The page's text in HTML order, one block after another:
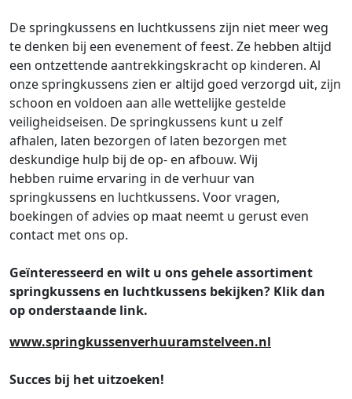
De springkussens en luchtkussens zijn niet meer weg
te denken bij een evenement of feest. Ze hebben altijd
een ontzettende aantrekkingskracht op kinderen. Al
onze springkussens zien er altijd goed verzorgd uit, zijn
schoon en voldoen aan alle wettelijke gestelde
veiligheidseisen. De springkussens kunt u zelf
afhalen, laten bezorgen of laten bezorgen met
deskundige hulp bij de op- en afbouw. Wij
hebben ruime ervaring in de verhuur van
springkussens en luchtkussens. Voor vragen,
boekingen of advies op maat neemt u gerust even
contact met ons op.
Geïnteresseerd en wilt u ons gehele assortiment
springkussens en luchtkussens bekijken? Klik dan
op onderstaande link.
www.springkussenverhuuramstelveen.nl
Succes bij het uitzoeken!